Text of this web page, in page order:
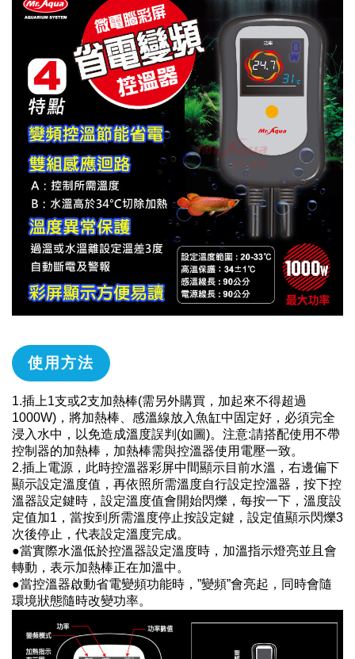
使用方法
1.插上1支或2支加熱棒(需另外購買，加起來不得超過
1000W)，將加熱棒、感溫線放入魚缸中固定好，必須完全
浸入水中，以免造成溫度誤判(如圖)。注意:請搭配使用不帶
控制器的加熱棒，加熱棒需與控溫器使用電壓一致。
2.插上電源，此時控溫器彩屏中間顯示目前水溫，右邊偏下
顯示設定溫度值，再依照所需溫度自行設定控溫器，按下控
溫器設定鍵時，設定溫度值會開始閃爍，每按一下，溫度設
定值加1，當按到所需溫度停止按設定鍵，設定值顯示閃爍3
次後停止，代表設定溫度完成。
●當實際水溫低於控溫器設定溫度時，加溫指示燈亮並且會
轉動，表示加熱棒正在加溫中。
●當控溫器啟動省電變頻功能時，”變頻”會亮起，同時會隨
環境狀態隨時改變功率。